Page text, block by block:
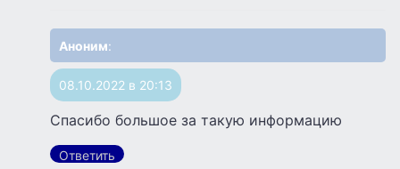
Аноним:
08.10.2022 в 20:13
Спасибо большое за такую информацию
Ответить